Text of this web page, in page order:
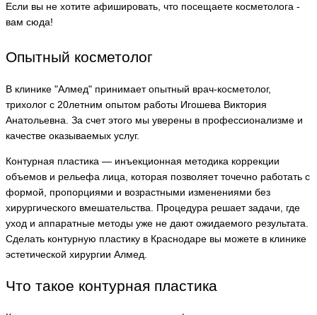
Если вы не хотите афишировать, что посещаете косметолога -
вам сюда!
Опытный косметолог
В клинике "Алмед" принимает опытный врач-косметолог,
трихолог с 20летним опытом работы Игошева Виктория
Анатольевна. За счет этого мы уверены в профессионализме и
качестве оказываемых услуг.
Контурная пластика — инъекционная методика коррекции
объемов и рельефа лица, которая позволяет точечно работать с
формой, пропорциями и возрастными изменениями без
хирургического вмешательства. Процедура решает задачи, где
уход и аппаратные методы уже не дают ожидаемого результата.
Сделать контурную пластику в Краснодаре вы можете в клинике
эстетической хирургии Алмед.
Что такое контурная пластика